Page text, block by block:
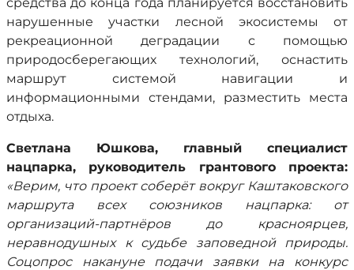
нарушенные участки лесной экосистемы от
рекреационной деградации с помощью
природосберегающих технологий, оснастить
маршрут системой навигации и
информационными стендами, разместить места
отдыха.
Светлана Юшкова, главный специалист
нацпарка, руководитель грантового проекта:
«Верим, что проект соберёт вокруг Каштаковского
маршрута всех союзников нацпарка: от
организаций-партнёров до красноярцев,
неравнодушных к судьбе заповедной природы.
Соцопрос накануне подачи заявки на конкурс